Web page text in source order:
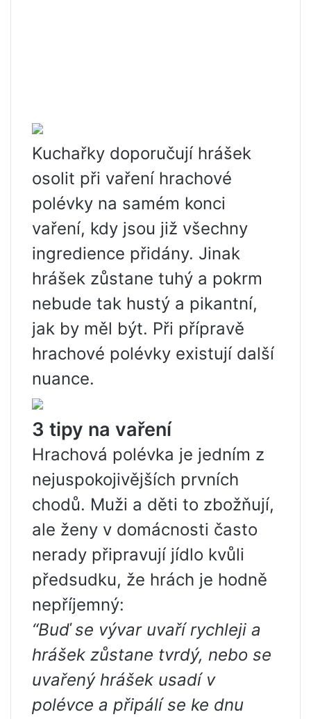
Kuchařky doporučují hrášek
osolit při vaření hrachové
polévky na samém konci
vaření, kdy jsou již všechny
ingredience přidány. Jinak
hrášek zůstane tuhý a pokrm
nebude tak hustý a pikantní,
jak by měl být. Při přípravě
hrachové polévky existují další
nuance.
3 tipy na vaření
Hrachová polévka je jedním z
nejuspokojivějších prvních
chodů. Muži a děti to zbožňují,
ale ženy v domácnosti často
nerady připravují jídlo kvůli
předsudku, že hrách je hodně
nepříjemný:
“Buď se vývar uvaří rychleji a
hrášek zůstane tvrdý, nebo se
uvařený hrášek usadí v
polévce a připálí se ke dnu